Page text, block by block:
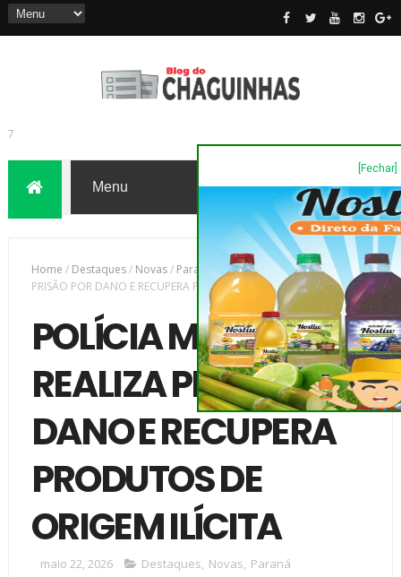
7
Home / Destaques/ Novas/ Paraná /POLÍCIA MILITAR REALIZA
PRISÃO POR DANO E RECUPERA PRODUTOS DE ORIGEM ILÍCITA
POLÍCIA MILITAR
REALIZA PRISÃO POR
DANO E RECUPERA
PRODUTOS DE
ORIGEM ILÍCITA
maio 22, 2026 Destaques, Novas, Paraná